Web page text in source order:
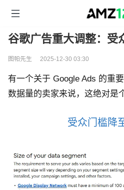
谷歌广告重大调整：受
图帕先生 2025-12-30 03:30
有一个关于 Google Ads 的重
数据量的卖家来说，这绝对是
受众门槛降